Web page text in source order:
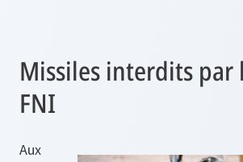
Missiles interdits par
FNI
Aux